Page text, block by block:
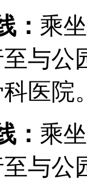
： 乘
至与
医院。
： 乘
与公